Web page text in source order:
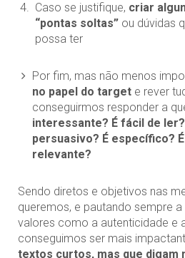
Caso se justifique, criar
“pontas soltas” ou dúvidas
possa ter
Por fim, mas não menos
no papel do target e rever
conseguirmos responder a
interessante? É fácil de
persuasivo? É específico?
relevante?
Sendo diretos e objetivos nas
queremos, e pautando sempre
valores como a autenticidade e
conseguimos ser mais
textos curtos, mas que digam